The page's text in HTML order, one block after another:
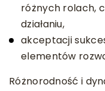
różnych rolach,
działaniu,
akceptacji
elementów
Różnorodność i